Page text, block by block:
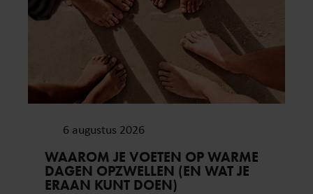
6 augustus 2026
WAAROM JE VOETEN OP WARME
DAGEN OPZWELLEN (EN WAT JE
ERAAN KUNT DOEN)